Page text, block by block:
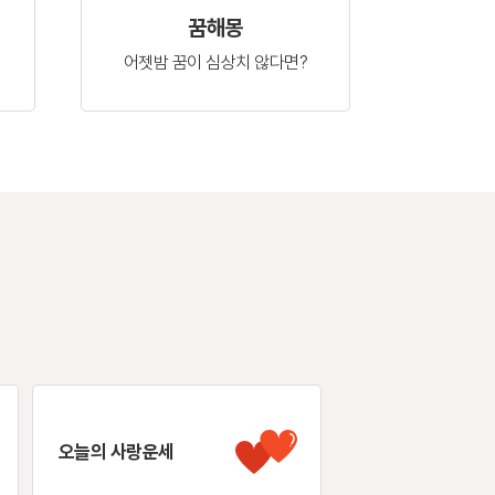
꿈해몽
어젯밤 꿈이 심상치 않다면?
오늘의 사랑운세